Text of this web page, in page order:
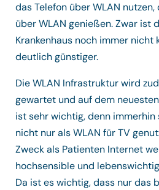
das Telefon über WLAN
über WLAN genießen. Zwar ist
Krankenhaus noch immer nicht
deutlich günstiger.
Die WLAN Infrastruktur wird
gewartet und auf dem
ist sehr wichtig, denn immerhin
nicht nur als WLAN für TV
Zweck als Patienten Internet
hochsensible und
Da ist es wichtig, dass nur das